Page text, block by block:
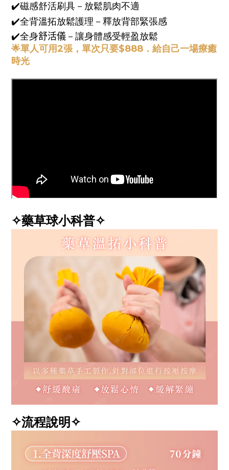
✔️磁感舒活刷具－放鬆肌肉不適
✔️全背溫拓放鬆護理－釋放背部緊張感
✔️全身舒活儀 －讓身體感受輕盈放鬆
🌟單人可用2張，單次只要$888．給自己一場療癒
時光
✧藥草球小科普✧
✧流程說明✧